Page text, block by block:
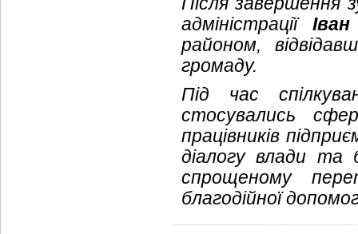
адміністрації
районом,
громаду.
Під час
стосувались
працівників
діалогу влади та
спрощеному
благодійної